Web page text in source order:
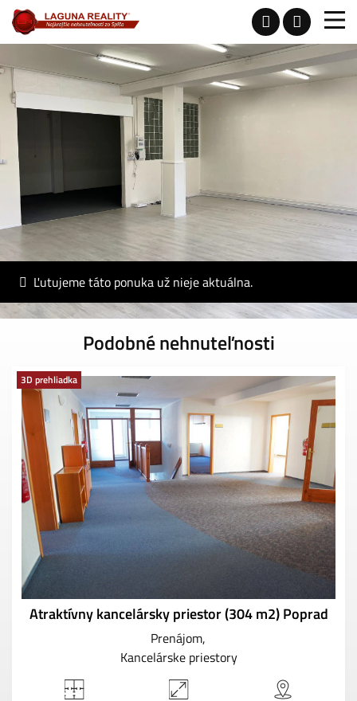
Ľutujeme táto ponuka už nieje aktuálna.
Podobné nehnuteľnosti
3D prehliadka
Atraktívny kancelársky priestor (304 m2) Poprad
Prenájom
Kancelárske priestory